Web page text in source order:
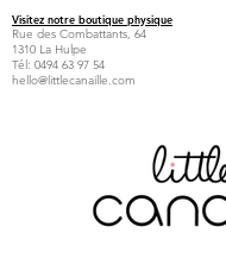
Visitez notre boutique physique
Rue des Combattants, 64
1310 La Hulpe
Tél: 0494 63 97 54
hello@littlecanaille.com